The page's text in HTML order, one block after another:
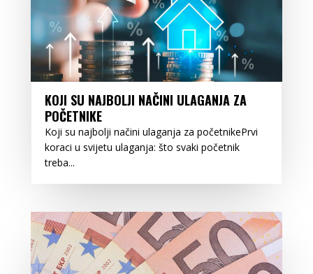
KOJI SU NAJBOLJI NAČINI ULAGANJA ZA
POČETNIKE
Koji su najbolji načini ulaganja za početnikePrvi
koraci u svijetu ulaganja: što svaki početnik
treba...